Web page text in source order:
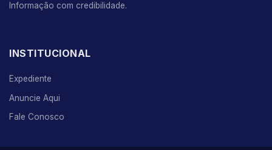
Informação com credibilidade.
INSTITUCIONAL
Expediente
Anuncie Aqui
Fale Conosco